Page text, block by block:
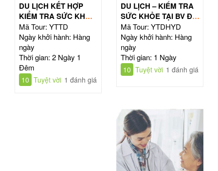
DU LỊCH KẾT HỢP
KIỂM TRA SỨC KHỎE
TOÀN DIỆN
Mã Tour: YTTD
Ngày khởi hành: Hàng
ngày
Thời gian: 2 Ngày 1
Đêm
10 Tuyệt vời 1 đánh giá
DU LỊCH – KIỂM TRA
SỨC KHỎE TẠI BV ĐẠI
HỌC Y DƯỢC TPHCM
Mã Tour: YTDHYD
Ngày khởi hành: Hàng
ngày
Thời gian: 1 Ngày
10 Tuyệt vời 1 đánh giá